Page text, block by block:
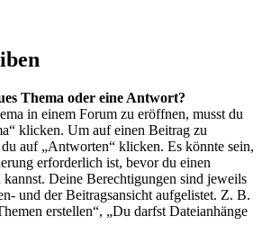
Thema oder eine Antwort?
in einem Forum zu eröffnen, musst du
klicken. Um auf einen Beitrag zu
auf „Antworten“ klicken. Es könnte sein,
erforderlich ist, bevor du einen
kannst. Deine Berechtigungen sind jeweils
und der Beitragsansicht aufgelistet. Z. B.
erstellen“, „Du darfst Dateianhänge